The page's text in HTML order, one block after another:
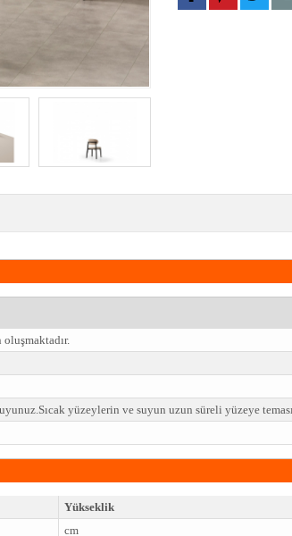
yüzeylerin ve suyun uzun süreli yüzeye
Yükseklik
cm